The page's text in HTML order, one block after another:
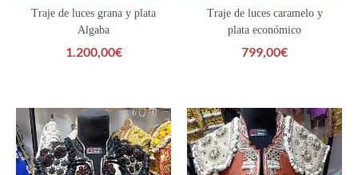
Traje de luces grana y plata
Algaba
1.200,00€
Traje de luces caramelo y
plata económico
799,00€